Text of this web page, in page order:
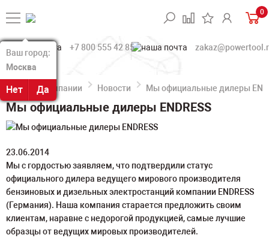
Ваш город:
Москва
Нет Да
Ваш город:
Москва
Нет Да
0
+7 800 555 42 85
О компании Новости Мы официальные дилеры
Мы официальные дилеры ENDRESS
23.06.2014
Мы с гордостью заявляем, что подтвердили статус
официального дилера ведущего мирового производителя
бензиновых и дизельных электростанций компании ENDRESS
(Германия). Наша компания старается предложить своим
клиентам, наравне с недорогой продукцией, самые лучшие
образцы от ведущих мировых производителей.